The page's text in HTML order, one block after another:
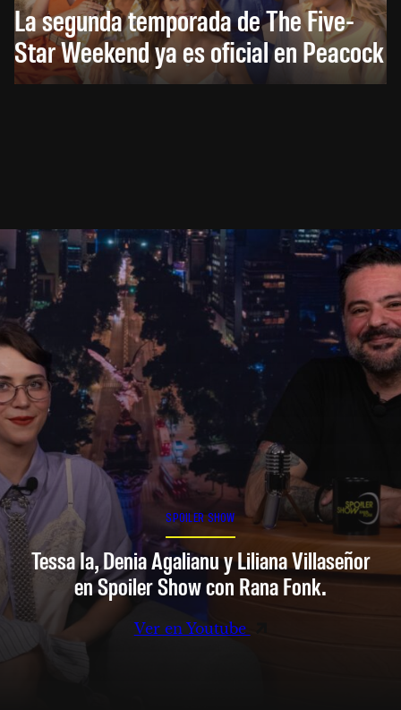
La segunda temporada de The Five-
Star Weekend ya es oficial en Peacock
SPOILER SHOW
Tessa Ia, Denia Agalianu y Liliana Villaseñor
en Spoiler Show con Rana Fonk.
Ver en Youtube